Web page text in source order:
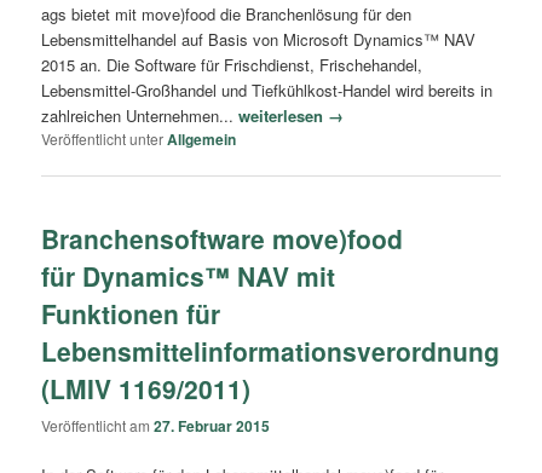
ags bietet mit move)food die Branchenlösung für den
Lebensmittelhandel auf Basis von Microsoft Dynamics™ NAV
2015 an. Die Software für Frischdienst, Frischehandel,
Lebensmittel-Großhandel und Tiefkühlkost-Handel wird bereits in
zahlreichen Unternehmen...weiterlesen →
Veröffentlicht unterAllgemein
Branchensoftware move)food
für Dynamics™ NAV mit
Funktionen für
Lebensmittelinformationsverordnung
(LMIV 1169/2011)
Veröffentlicht am27. Februar 2015